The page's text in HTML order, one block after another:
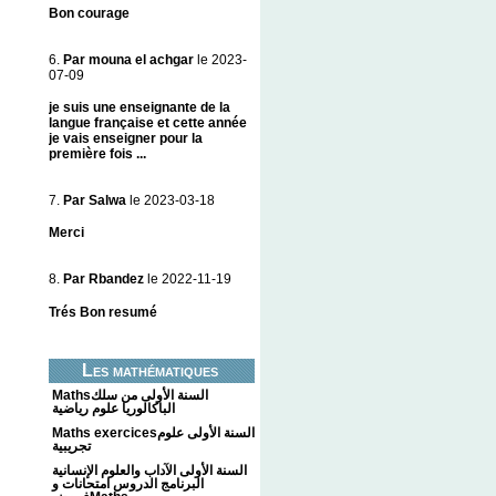
Bon courage
6. Par mouna el achgar le 2023-
07-09
je suis une enseignante de la
langue française et cette année
je vais enseigner pour la
première fois ...
7. Par Salwa le 2023-03-18
Merci
8. Par Rbandez le 2022-11-19
Trés Bon resumé
Les mathématiques
Mathsالسنة الأولى من سلك
الباكالوريا علوم رياضية
Maths exercicesالسنة الأولى علوم
تجريبية
السنة الأولى الآداب والعلوم الإنسانية
البرنامج الدروس امتحانات و